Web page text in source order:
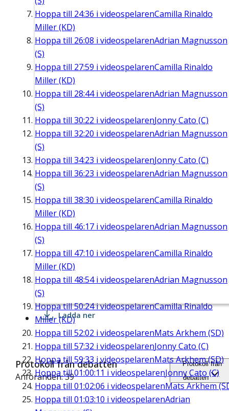
Hoppa till 24:36 i videospelarenCamilla Rinaldo
Miller (KD)
Hoppa till 26:08 i videospelarenAdrian Magnusson
(S)
Hoppa till 27:59 i videospelarenCamilla Rinaldo
Miller (KD)
Hoppa till 28:44i videospelarenAdrian Magnusson
(S)
Hoppa till 30:22 i videospelarenJonny Cato (C)
Hoppa till 32:20 i videospelarenAdrian Magnusson
(S)
Hoppa till 34:23 i videospelarenJonny Cato (C)
Hoppa till 36:23 i videospelarenAdrian Magnusson
(S)
Hoppa till 38:30 i videospelarenCamilla Rinaldo
Miller (KD)
Hoppa till 46:17 i videospelarenAdrian Magnusson
(S)
Hoppa till 47:10 i videospelarenCamilla Rinaldo
Miller (KD)
Hoppa till 48:54i videospelarenAdrian Magnusson
(S)
Hoppa till50:24i videospelarenCamilla Rinaldo
Miller (KD)
Hoppa till 52:02 i videospelarenMats Arkhem (SD)
Hoppa till 57:32 i videospelarenJonny Cato (C)
Hoppa till 59:33 i videospelarenMats Arkhem (SD)
Hoppa till01:00:11 i videospelarenJonny Cato (C)
Hoppa till 01:02:06 i videospelarenMats Arkhem
Hoppa till 01:03:10 i videospelarenAdrian
Ladda ner
Protokoll från debatten
Anföranden: 39
Protokoll från
debatten